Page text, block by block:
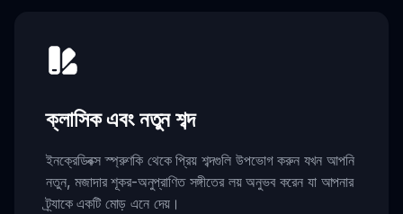
ক্লাসিক এবং নতুন শব্দ
ইনক্রেডিবক্স স্প্রুণকি থেকে প্রিয় শব্দগুলি উপভোগ করুন যখন আপনি
নতুন, মজাদার শূকর-অনুপ্রাণিত সঙ্গীতের লয় অনুভব করেন যা আপনার
ট্র্যাকে একটি মোড় এনে দেয়।